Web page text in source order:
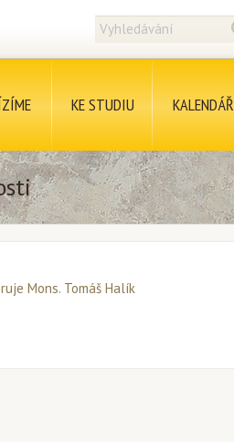
KE STUDIU KALENDÁŘ
Mons. Tomáš Halík